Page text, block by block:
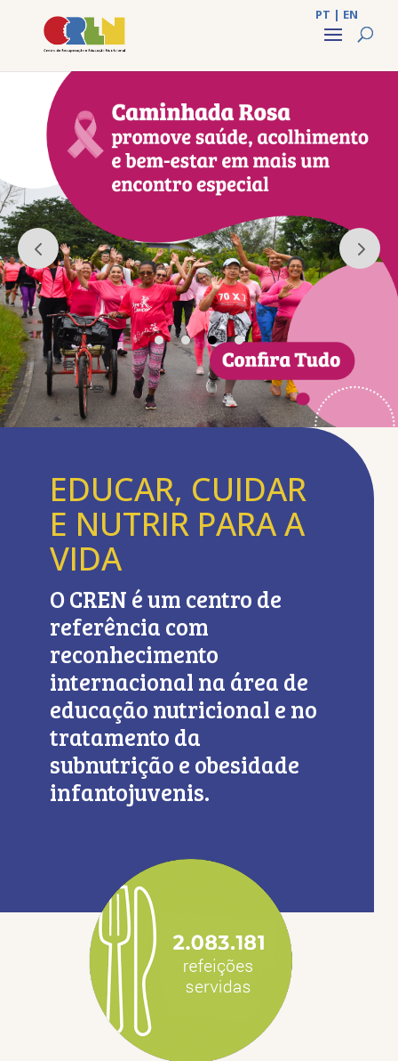
PT | EN
EDUCAR, CUIDAR
E NUTRIR PARA A
VIDA
O CREN é um centro de
referência com
reconhecimento
internacional na área de
educação nutricional e no
tratamento da
subnutrição e obesidade
infantojuvenis.